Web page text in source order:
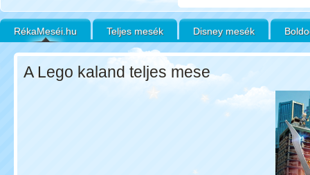
RékaMeséi.hu Teljes mesék Disney mesék
A Lego kaland teljes mese